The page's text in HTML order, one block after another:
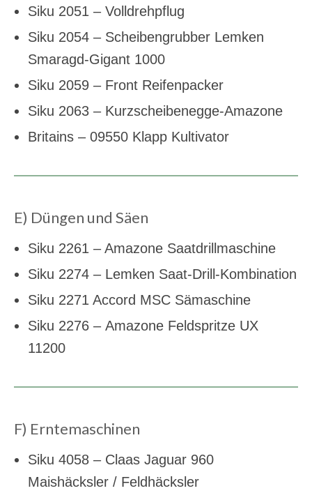
Siku 2051 – Volldrehpflug
Siku 2054 – Scheibengrubber Lemken
Smaragd-Gigant 1000
Siku 2059 – Front Reifenpacker
Siku 2063 – Kurzscheibenegge-Amazone
Britains – 09550 Klapp Kultivator
E) Düngen und Säen
Siku 2261 – Amazone Saatdrillmaschine
Siku 2274 – Lemken Saat-Drill-Kombination
Siku 2271 Accord MSC Sämaschine
Siku 2276 – Amazone Feldspritze UX
11200
F) Erntemaschinen
Siku 4058 – Claas Jaguar 960
Maishäcksler / Feldhäcksler